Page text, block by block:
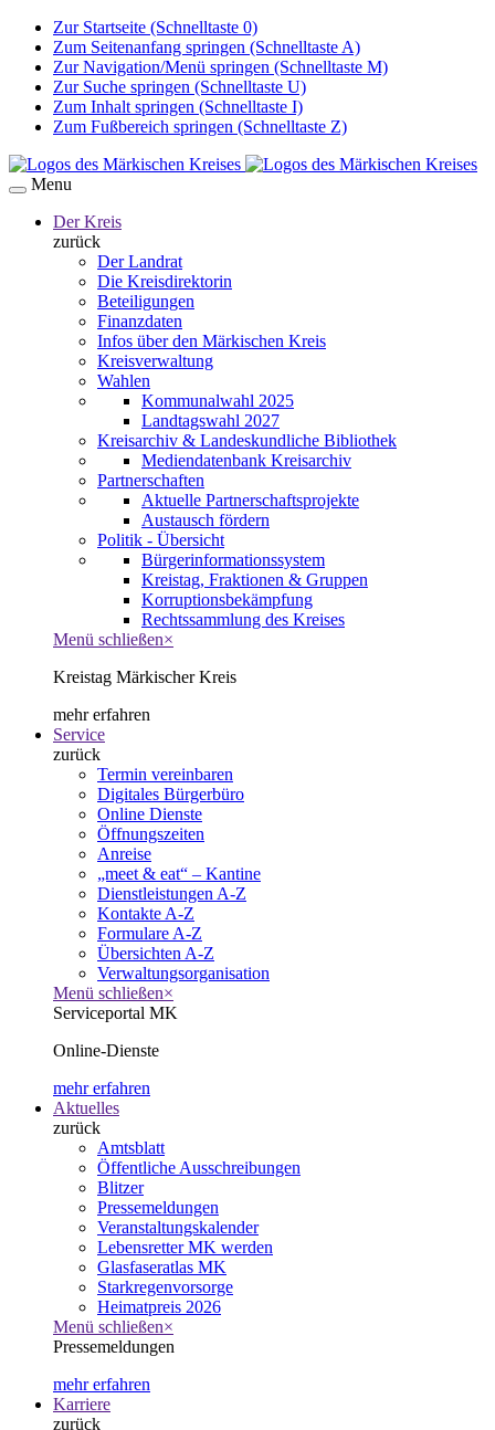
Zur Startseite (Schnelltaste 0)
Zum Seitenanfang springen (Schnelltaste A)
Zur Navigation/Menü springen (Schnelltaste M)
Zur Suche springen (Schnelltaste U)
Zum Inhalt springen (Schnelltaste I)
Zum Fußbereich springen (Schnelltaste Z)
Menu
Der Kreis
zurück
Der Landrat
Die Kreisdirektorin
Beteiligungen
Finanzdaten
Infos über den Märkischen Kreis
Kreisverwaltung
Wahlen
Kommunalwahl 2025
Landtagswahl 2027
Kreisarchiv & Landeskundliche Bibliothek
Mediendatenbank Kreisarchiv
Partnerschaften
Aktuelle Partnerschaftsprojekte
Austausch fördern
Politik - Übersicht
Bürgerinformationssystem
Kreistag, Fraktionen & Gruppen
Korruptionsbekämpfung
Rechtssammlung des Kreises
Menü schließen×
Kreistag Märkischer Kreis
mehr erfahren
Service
zurück
Termin vereinbaren
Digitales Bürgerbüro
Online Dienste
Öffnungszeiten
Anreise
„meet & eat“ – Kantine
Dienstleistungen A-Z
Kontakte A-Z
Formulare A-Z
Übersichten A-Z
Verwaltungsorganisation
Menü schließen×
Serviceportal MK
Online-Dienste
mehr erfahren
Aktuelles
zurück
Amtsblatt
Öffentliche Ausschreibungen
Blitzer
Pressemeldungen
Veranstaltungskalender
Lebensretter MK werden
Glasfaseratlas MK
Starkregenvorsorge
Heimatpreis 2026
Menü schließen×
Pressemeldungen
mehr erfahren
Karriere
zurück